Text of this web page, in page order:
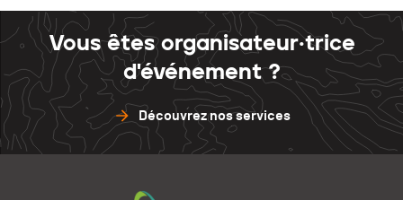
Vous êtes organisateur·trice
d'événement ?
Découvrez nos services